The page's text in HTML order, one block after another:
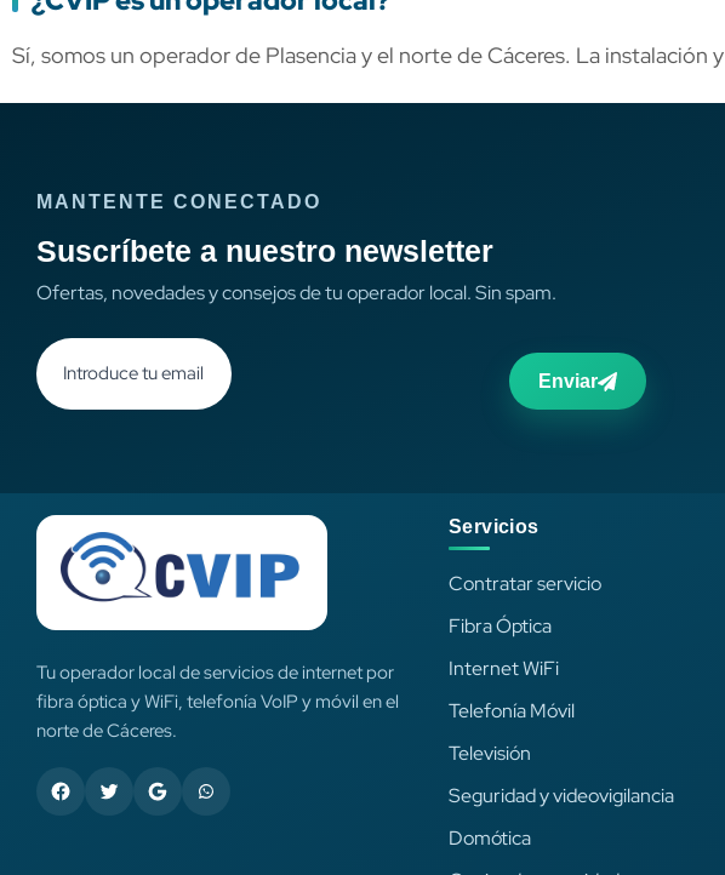
Sí, somos un operador de Plasencia y el norte de Cáceres. La instalación
MANTENTE CONECTADO
Suscríbete a nuestro newsletter
Ofertas, novedades y consejos de tu operador local. Sin spam.
Enviar
Tu operador local de servicios de internet por
fibra óptica y WiFi, telefonía VoIP y móvil en el
norte de Cáceres.
Servicios
Contratar servicio
Fibra Óptica
Internet WiFi
Telefonía Móvil
Televisión
Seguridad y videovigilancia
Domótica